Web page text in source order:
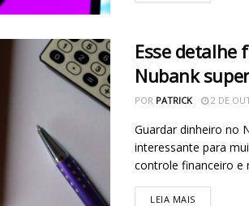
Esse detalhe
Nubank
POR PATRICK 2 DE
Guardar dinheiro no
interessante para
controle financeiro e
LEIA MAIS